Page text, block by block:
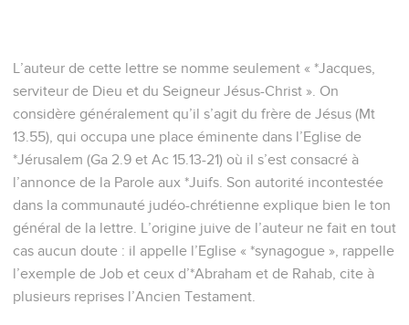
L’auteur de cette lettre se nomme seulement « *Jacques,
serviteur de Dieu et du Seigneur Jésus-Christ ». On
considère généralement qu’il s’agit du frère de Jésus (Mt
13.55), qui occupa une place éminente dans l’Eglise de
*Jérusalem (Ga 2.9 et Ac 15.13-21) où il s’est consacré à
l’annonce de la Parole aux *Juifs. Son autorité incontestée
dans la communauté judéo-chrétienne explique bien le ton
général de la lettre. L’origine juive de l’auteur ne fait en tout
cas aucun doute : il appelle l’Eglise « *synagogue », rappelle
l’exemple de Job et ceux d’*Abraham et de Rahab, cite à
plusieurs reprises l’Ancien Testament.